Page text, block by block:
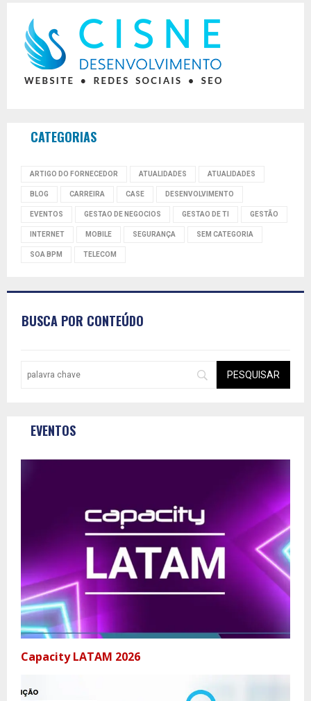
CATEGORIAS
ARTIGO DO FORNECEDOR ATUALIDADES ATUALIDADES
BLOG CARREIRA CASE DESENVOLVIMENTO
EVENTOS GESTAO DE NEGOCIOS GESTAO DE TI GESTÃO
INTERNET MOBILE SEGURANÇA SEM CATEGORIA
SOA BPM TELECOM
BUSCA POR CONTEÚDO
EVENTOS
Capacity LATAM 2026